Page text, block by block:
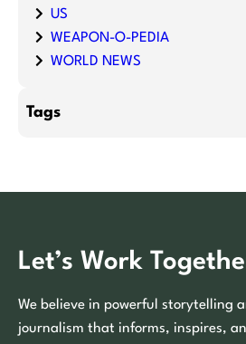
US
WEAPON-O-PEDIA
WORLD NEWS
Tags
Let’s Work
We believe in powerful storytelling
journalism that informs, inspires,